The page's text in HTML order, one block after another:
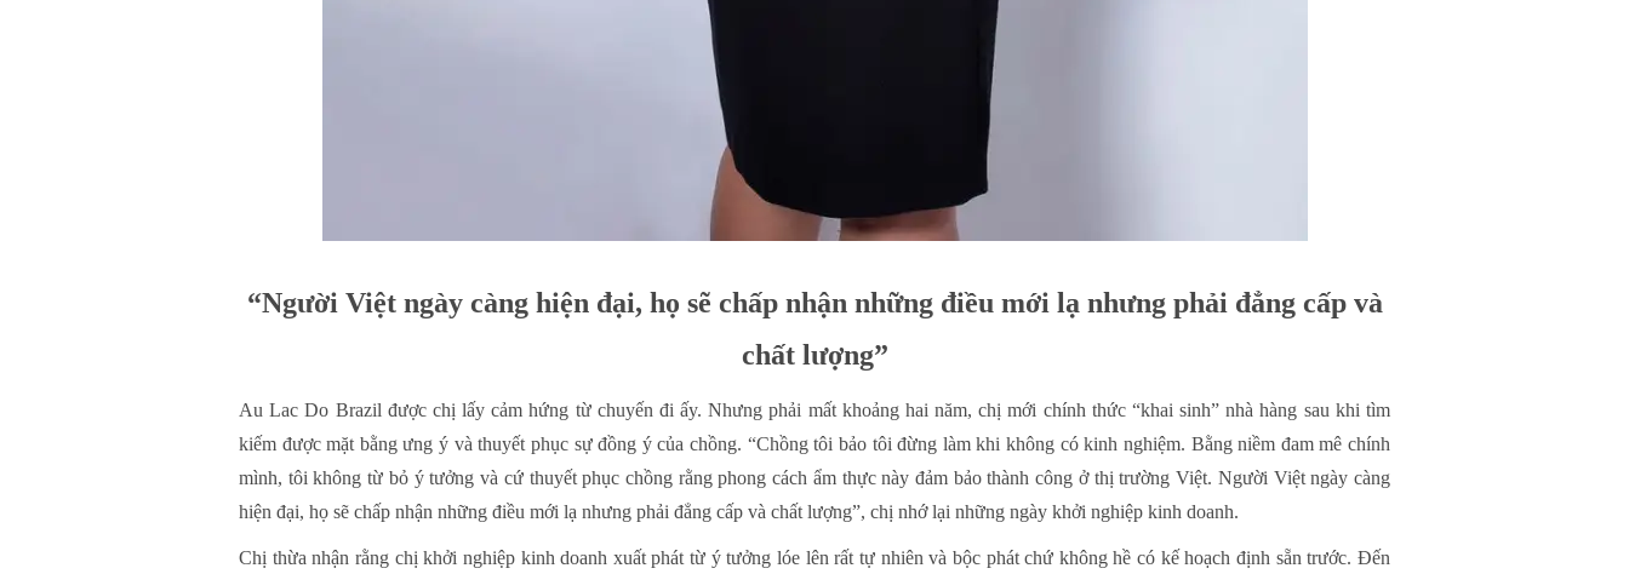
“Người Việt ngày càng hiện đại, họ sẽ chấp nhận những điều mới lạ nhưng phải đẳng cấp và
chất lượng”
Au Lac Do Brazil được chị lấy cảm hứng từ chuyến đi ấy. Nhưng phải mất khoảng hai năm, chị mới chính thức “khai sinh” nhà hàng sau khi tìm
kiếm được mặt bằng ưng ý và thuyết phục sự đồng ý của chồng. “Chồng tôi bảo tôi đừng làm khi không có kinh nghiệm. Bằng niềm đam mê chính
mình, tôi không từ bỏ ý tưởng và cứ thuyết phục chồng rằng phong cách ẩm thực này đảm bảo thành công ở thị trường Việt. Người Việt ngày càng
hiện đại, họ sẽ chấp nhận những điều mới lạ nhưng phải đẳng cấp và chất lượng”, chị nhớ lại những ngày khởi nghiệp kinh doanh.
Chị thừa nhận rằng chị khởi nghiệp kinh doanh xuất phát từ ý tưởng lóe lên rất tự nhiên và bộc phát chứ không hề có kế hoạch định sẵn trước. Đến